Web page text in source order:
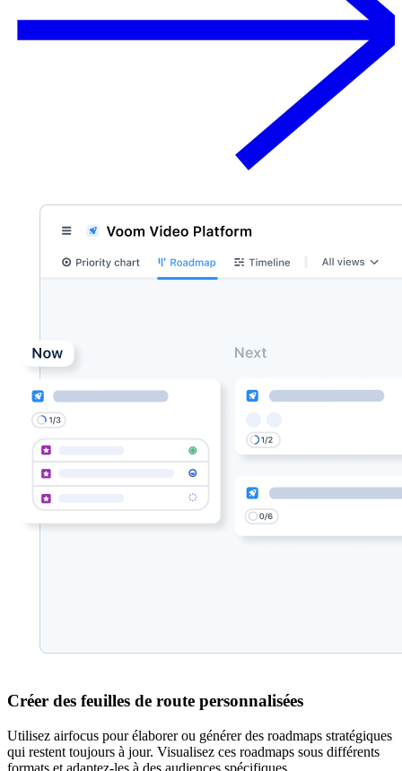
Créer des feuilles de route personnalisées
Utilisez airfocus pour élaborer ou générer des roadmaps stratégiques
qui restent toujours à jour. Visualisez ces roadmaps sous différents
formats et adaptez-les à des audiences spécifiques.